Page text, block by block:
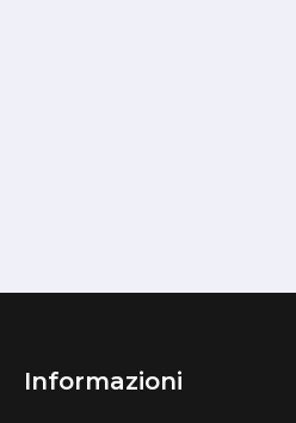
Informazioni